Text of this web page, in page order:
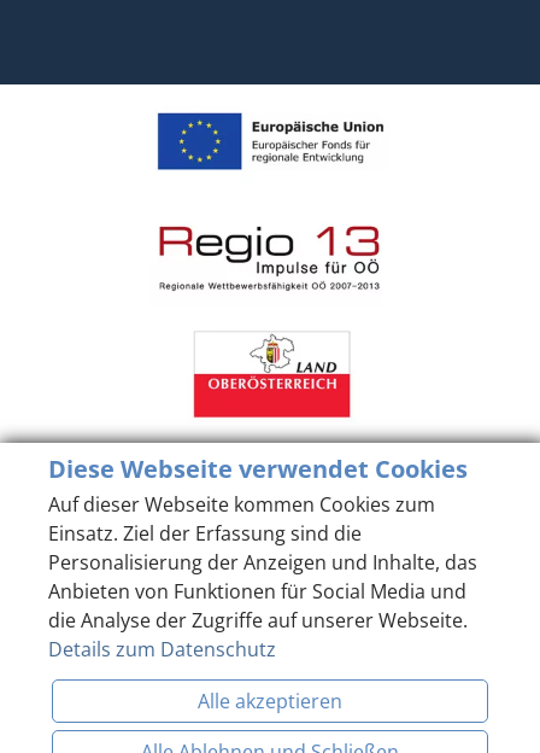
Diese Webseite verwendet Cookies
Auf dieser Webseite kommen Cookies zum
Einsatz. Ziel der Erfassung sind die
Personalisierung der Anzeigen und Inhalte, das
Anbieten von Funktionen für Social Media und
die Analyse der Zugriffe auf unserer Webseite.
Details zum Datenschutz
Alle akzeptieren